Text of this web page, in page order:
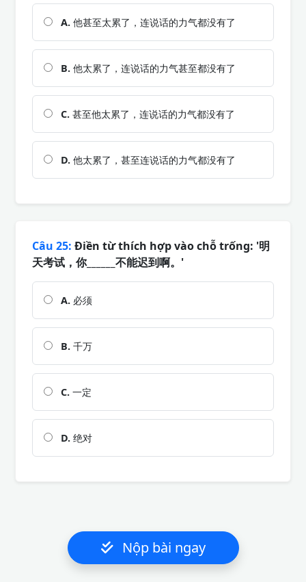
A. 他甚至太累了，连说话的力气都没有了
B. 他太累了，连说话的力气甚至都没有了
C. 甚至他太累了，连说话的力气都没有了
D. 他太累了，甚至连说话的力气都没有了
Câu 25: Điền từ thích hợp vào chỗ trống: '明
天考试，你______不能迟到啊。'
A. 必须
B. 千万
C. 一定
D. 绝对
Nộp bài ngay